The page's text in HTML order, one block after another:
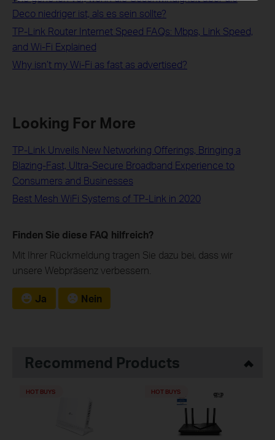
Deco niedriger ist, als es sein sollte?
TP-Link Router Internet Speed FAQs: Mbps, Link Speed,
and Wi-Fi Explained
Why isn’t my Wi-Fi as fast as advertised?
Looking For More
TP-Link Unveils New Networking Offerings, Bringing a
Blazing-Fast, Ultra-Secure Broadband Experience to
Consumers and Businesses
Best Mesh WiFi Systems of TP-Link in 2020
Finden Sie diese FAQ hilfreich?
Mit Ihrer Rückmeldung tragen Sie dazu bei, dass wir
unsere Webpräsenz verbessern.
Ja Nein
Recommend Products
HOT BUYS HOT BUYS